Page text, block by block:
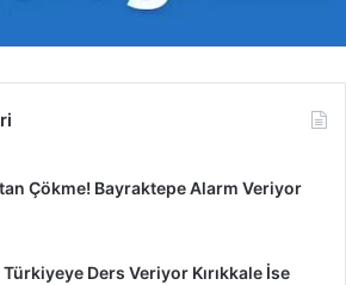
Çökme! Bayraktepe Alarm Veriyor
Ders Veriyor Kırıkkale İse